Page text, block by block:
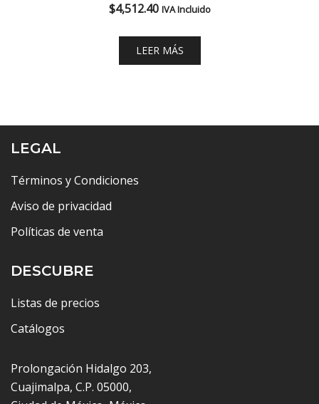
$4,512.40 IVA Incluido
LEER MÁS
LEGAL
Términos y Condiciones
Aviso de privacidad
Políticas de venta
DESCUBRE
Listas de precios
Catálogos
Prolongación Hidalgo 203,
Cuajimalpa, C.P. 05000,